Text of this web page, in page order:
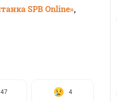
SPB Online»,
47 4